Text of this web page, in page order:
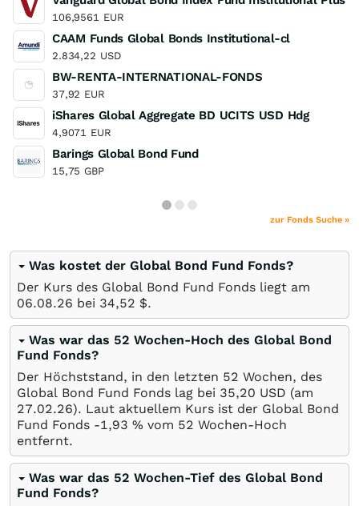
106,9561 EUR
CAAM Funds Global Bonds Institutional-cl
2.834,22 USD
BW-RENTA-INTERNATIONAL-FONDS
37,92 EUR
iShares Global Aggregate BD UCITS USD Hdg
4,9071 EUR
Barings Global Bond Fund
15,75 GBP
zur Fonds Suche »
Was kostet der Global Bond Fund Fonds?
Der Kurs des Global Bond Fund Fonds liegt am
06.08.26 bei 34,52 $.
Was war das 52 Wochen-Hoch des Global Bond
Fund Fonds?
Der Höchststand, in den letzten 52 Wochen, des
Global Bond Fund Fonds lag bei 35,20 USD (am
27.02.26). Laut aktuellem Kurs ist der Global Bond
Fund Fonds -1,93 % vom 52 Wochen-Hoch
entfernt.
Was war das 52 Wochen-Tief des Global Bond
Fund Fonds?